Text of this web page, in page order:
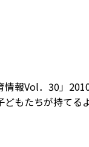
情報Vol．30」
もたちが持てる